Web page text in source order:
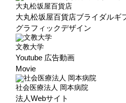
大丸松坂屋百貨店
大丸松坂屋百貨店ブライダルギ
グラフィックデザイン
文教大学
Youtube 広告動画
Movie
社会医療法人 岡本病院
法人Webサイト